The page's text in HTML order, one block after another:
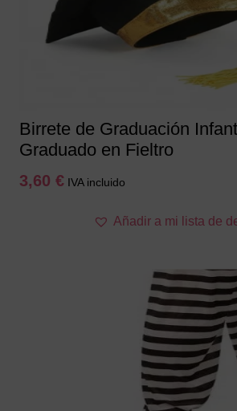
elegir
en
página
Birrete de Graduación
Graduado en Fieltro
3,60 € IVA incluido
Añadir a mi lista de